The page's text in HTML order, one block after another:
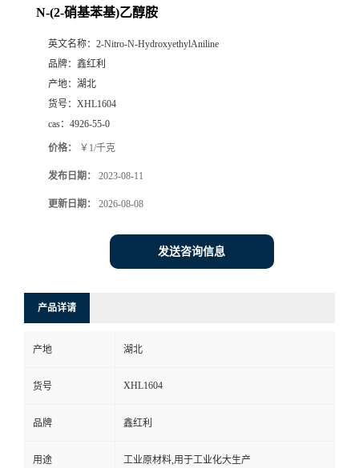
N-(2-硝基苯基)乙醇胺
英文名称： 2-Nitro-N-HydroxyethylAniline
品牌： 鑫红利
产地： 湖北
货号： XHL1604
cas： 4926-55-0
价格： ￥1/千克
发布日期： 2023-08-11
更新日期： 2026-08-08
发送咨询信息
产品详请
产地 湖北
货号 XHL1604
品牌 鑫红利
用途 工业原材料,用于工业化大生产